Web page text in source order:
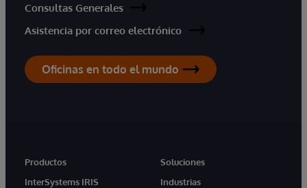
Consultas Generales
Asistencia por correo electrónico
Oficinas en todo el mundo
Productos
InterSystems IRIS
Soluciones
Industrias